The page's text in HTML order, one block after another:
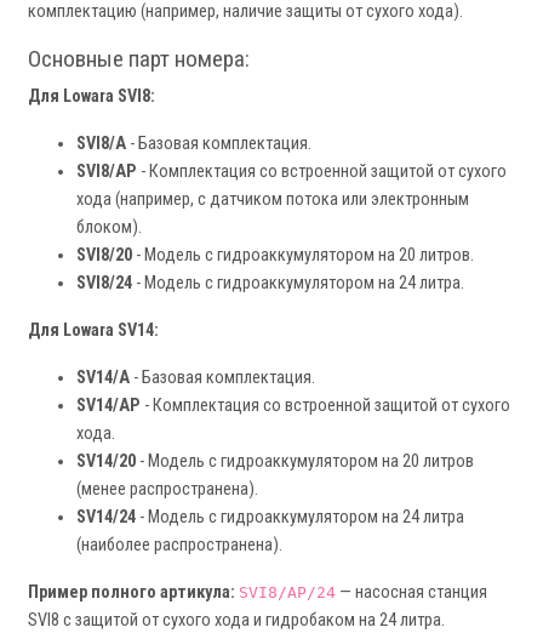
комплектацию (например, наличие защиты от сухого хода).
Основные парт номера:
Для Lowara SVI8:
SVI8/A - Базовая комплектация.
SVI8/AP - Комплектация со встроенной защитой от сухого
хода (например, с датчиком потока или электронным
блоком).
SVI8/20 - Модель с гидроаккумулятором на 20 литров.
SVI8/24 - Модель с гидроаккумулятором на 24 литра.
Для Lowara SV14:
SV14/A - Базовая комплектация.
SV14/AP - Комплектация со встроенной защитой от сухого
хода.
SV14/20 - Модель с гидроаккумулятором на 20 литров
(менее распространена).
SV14/24 - Модель с гидроаккумулятором на 24 литра
(наиболее распространена).
Пример полного артикула: SVI8/AP/24 — насосная станция
SVI8 с защитой от сухого хода и гидробаком на 24 литра.